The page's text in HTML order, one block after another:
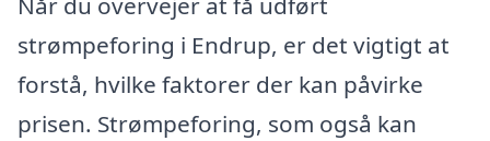
strømpeforing i Endrup, er det vigtigt at
forstå, hvilke faktorer der kan påvirke
prisen. Strømpeforing, som også kan